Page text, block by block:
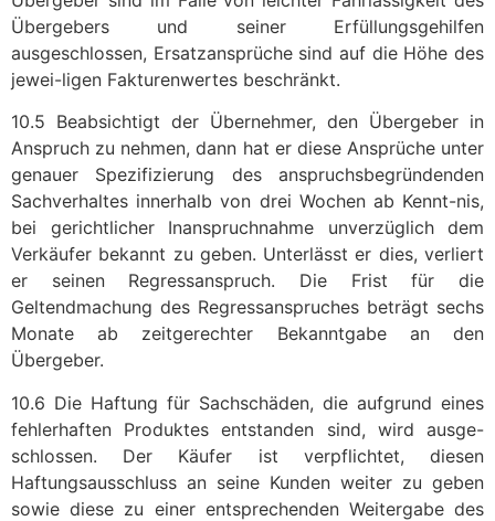
Übergebers und seiner Erfüllungsgehilfen
ausgeschlossen, Ersatzansprüche sind auf die Höhe des
jewei-ligen Fakturenwertes beschränkt.
10.5 Beabsichtigt der Übernehmer, den Übergeber in
Anspruch zu nehmen, dann hat er diese Ansprüche unter
genauer Spezifizierung des anspruchsbegründenden
Sachverhaltes innerhalb von drei Wochen ab Kennt-nis,
bei gerichtlicher Inanspruchnahme unverzüglich dem
Verkäufer bekannt zu geben. Unterlässt er dies, verliert
er seinen Regressanspruch. Die Frist für die
Geltendmachung des Regressanspruches beträgt sechs
Monate ab zeitgerechter Bekanntgabe an den
Übergeber.
10.6 Die Haftung für Sachschäden, die aufgrund eines
fehlerhaften Produktes entstanden sind, wird ausge-
schlossen. Der Käufer ist verpflichtet, diesen
Haftungsausschluss an seine Kunden weiter zu geben
sowie diese zu einer entsprechenden Weitergabe des